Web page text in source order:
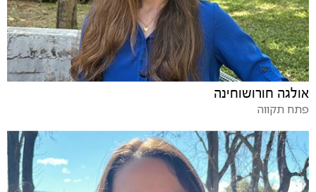
אולגה חורושוחינה
פתח תקווה